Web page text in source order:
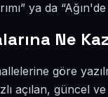
ya da
Ne
göre
açılan, güncel